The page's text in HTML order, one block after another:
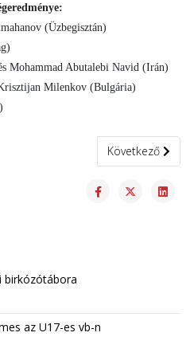
(Üzbegisztán)
Mohammad Abutalebi Navid (Irán)
Milenkov (Bulgária)
az őszi versenyszezont
Következő
Következő
birkózótábora
az U17-es vb-n